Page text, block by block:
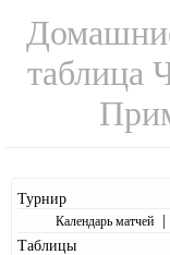
таблица
Турнир
Календарь матчей |
Таблицы